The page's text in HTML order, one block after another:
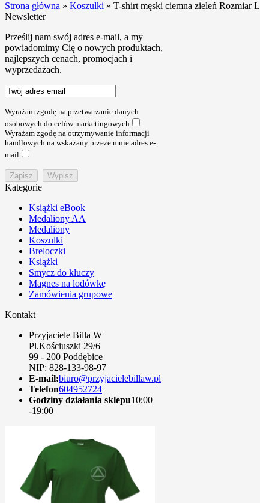
Strona główna » Koszulki » T-shirt męski ciemna zieleń Rozmiar L
Newsletter
Prześlij nam swój adres e-mail, a my
powiadomimy Cię o nowych produktach,
najlepszych cenach, promocjach i
wyprzedażach.
Wyrażam zgodę na przetwarzanie danych
osobowych do celów marketingowych
Wyrażam zgodę na otrzymywanie informacji
handlowych na wskazany przeze mnie adres e-
mail
Kategorie
Książki eBook
Medaliony AA
Medaliony
Koszulki
Breloczki
Książki
Smycz do kluczy
Magnes na lodówkę
Zamówienia grupowe
Kontakt
Przyjaciele Billa W
Pl.Kościuszki 29/6
99 - 200 Poddębice
NIP: 828-133-98-97
E-mail:biuro@przyjacielebillaw.pl
Telefon604952724
Godziny działania sklepu10;00
-19;00